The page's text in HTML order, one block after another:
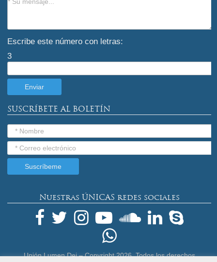
Escribe este número con letras:
3
SUSCRÍBETE AL BOLETÍN
Nuestras ÚNICAS redes sociales
Unión Lumen Dei – Copyright2026. Todos los derechos